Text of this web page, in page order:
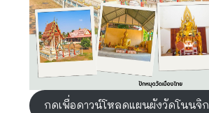
กดเพื่อดาวน์โหลดแผนผังวัดโนนจิก